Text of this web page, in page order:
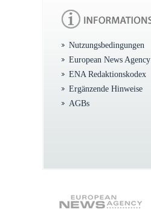
Nutzungsbedingungen
European News Agency
ENA Redaktionskodex
Ergänzende Hinweise
AGBs